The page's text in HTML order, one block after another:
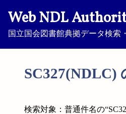
Web NDL
国立国会図書館典拠データ検索
SC327(NDLC)
検索対象：普通件名の